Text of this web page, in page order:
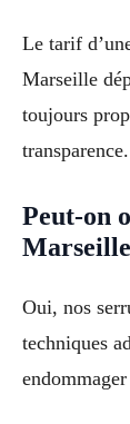
Le tarif
Marseille
toujours
transparence.
Peut-on
Oui, nos
techniques